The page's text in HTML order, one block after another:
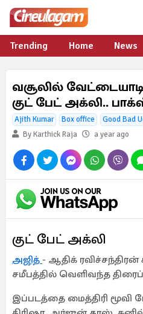
Trending Home News
வசூலில்
குட் பேட் அக்லி..
Ajith Kumar Box office
Good Bad
By Karthick Raja
a year ago
குட் பேட் அக்லி
அஜித் - ஆதிக் ரவிச்சந்திரன்
சமீபத்தில் வெளிவந்த
இப்படத்தை மைத்திரி மூவி